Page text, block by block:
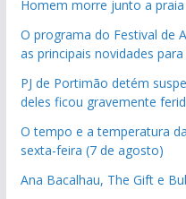
Homem morre junto a praia
O programa do Festival de
as principais novidades para
PJ de Portimão detém
deles ficou gravemente
O tempo e a temperatura
sexta-feira (7 de agosto)
Ana Bacalhau, The Gift e